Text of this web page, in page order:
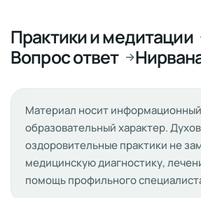
Практики и медитации
Вопрос ответ →
Материал носит
образовательный характер.
оздоровительные практики не
медицинскую диагностику,
помощь профильного